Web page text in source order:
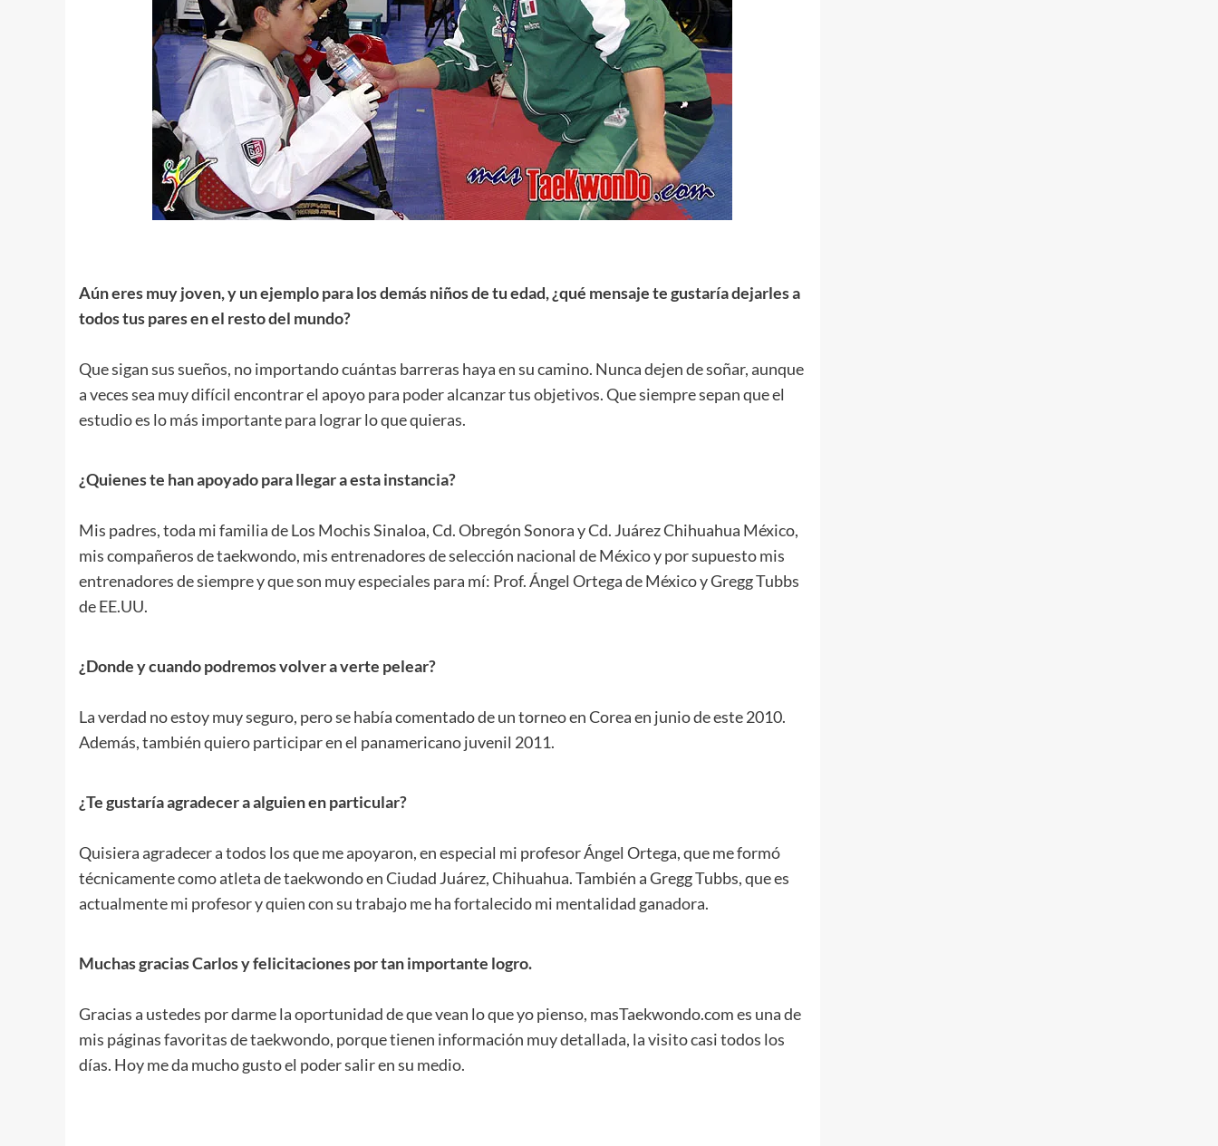
Aún eres muy joven, y un ejemplo para los demás niños de tu edad, ¿qué mensaje te gustaría dejarles a
todos tus pares en el resto del mundo?
Que sigan sus sueños, no importando cuántas barreras haya en su camino. Nunca dejen de soñar, aunque
a veces sea muy difícil encontrar el apoyo para poder alcanzar tus objetivos. Que siempre sepan que el
estudio es lo más importante para lograr lo que quieras.
¿Quienes te han apoyado para llegar a esta instancia?
Mis padres, toda mi familia de Los Mochis Sinaloa, Cd. Obregón Sonora y Cd. Juárez Chihuahua México,
mis compañeros de taekwondo, mis entrenadores de selección nacional de México y por supuesto mis
entrenadores de siempre y que son muy especiales para mí: Prof. Ángel Ortega de México y Gregg Tubbs
de EE.UU.
¿Donde y cuando podremos volver a verte pelear?
La verdad no estoy muy seguro, pero se había comentado de un torneo en Corea en junio de este 2010.
Además, también quiero participar en el panamericano juvenil 2011.
¿Te gustaría agradecer a alguien en particular?
Quisiera agradecer a todos los que me apoyaron, en especial mi profesor Ángel Ortega, que me formó
técnicamente como atleta de taekwondo en Ciudad Juárez, Chihuahua. También a Gregg Tubbs, que es
actualmente mi profesor y quien con su trabajo me ha fortalecido mi mentalidad ganadora.
Muchas gracias Carlos y felicitaciones por tan importante logro.
Gracias a ustedes por darme la oportunidad de que vean lo que yo pienso, masTaekwondo.com es una de
mis páginas favoritas de taekwondo, porque tienen información muy detallada, la visito casi todos los
días. Hoy me da mucho gusto el poder salir en su medio.